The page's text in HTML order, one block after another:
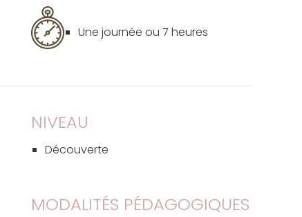
Une journée ou 7 heures
NIVEAU
Découverte
MODALITÉS PÉDAGOGIQUES